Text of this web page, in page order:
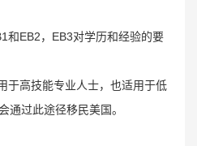
和EB2，EB3对学历和经验的要
于高技能专业人士，也适用于低
通过此途径移民美国。